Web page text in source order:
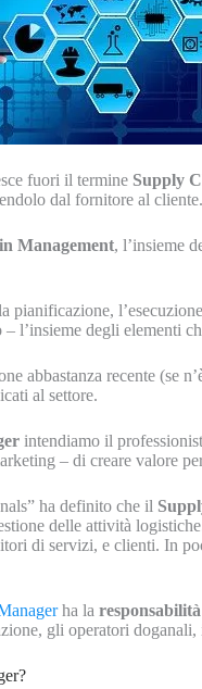
fuori il termine Supply
dal fornitore al cliente.
Management, l’insieme
pianificazione,
l’insieme degli elementi
abbastanza recente (se
al settore.
intendiamo il
– di creare valore
ha definito che il
delle attività
di servizi, e clienti. In
ha la responsabilità
gli operatori